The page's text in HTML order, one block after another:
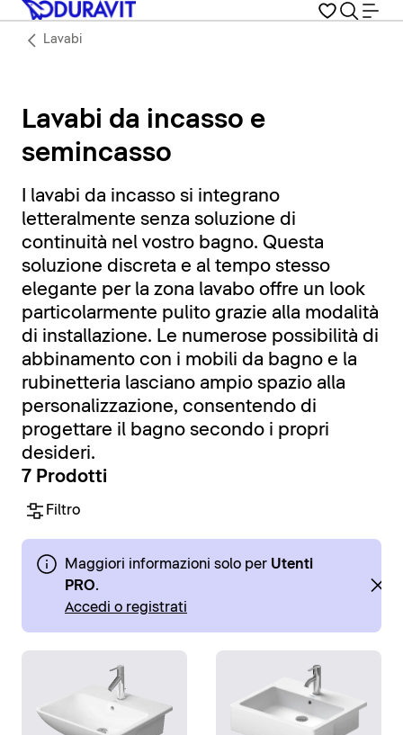
Lavabi
Lavabi da incasso e
semincasso
I lavabi da incasso si integrano
letteralmente senza soluzione di
continuità nel vostro bagno. Questa
soluzione discreta e al tempo stesso
elegante per la zona lavabo offre un look
particolarmente pulito grazie alla modalità
di installazione. Le numerose possibilità di
abbinamento con i mobili da bagno e la
rubinetteria lasciano ampio spazio alla
personalizzazione, consentendo di
progettare il bagno secondo i propri
desideri.
7 Prodotti
Filtro
Maggiori informazioni solo per Utenti
PRO.
Accedi o registrati